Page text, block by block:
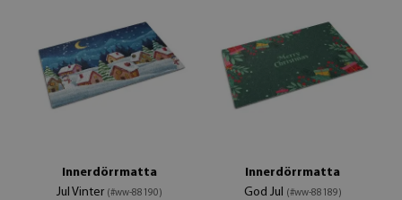
Innerdörrmatta
Jul Vinter (#ww-88190)
Innerdörrmatta
God Jul (#ww-88189)